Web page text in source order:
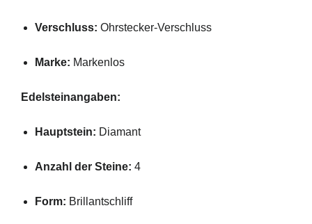
Verschluss: Ohrstecker-Verschluss
Marke: Markenlos
Edelsteinangaben:
Hauptstein: Diamant
Anzahl der Steine: 4
Form: Brillantschliff